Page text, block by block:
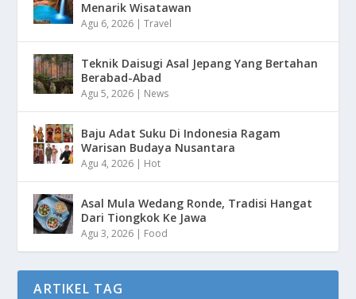
Menarik Wisatawan
Agu 6, 2026 |Travel
Teknik Daisugi Asal Jepang Yang Bertahan
Berabad-Abad
Agu 5, 2026 | News
Baju Adat Suku Di Indonesia Ragam
Warisan Budaya Nusantara
Agu 4, 2026 | Hot
Asal Mula Wedang Ronde, Tradisi Hangat
Dari Tiongkok Ke Jawa
Agu 3, 2026 | Food
ARTIKEL TAG